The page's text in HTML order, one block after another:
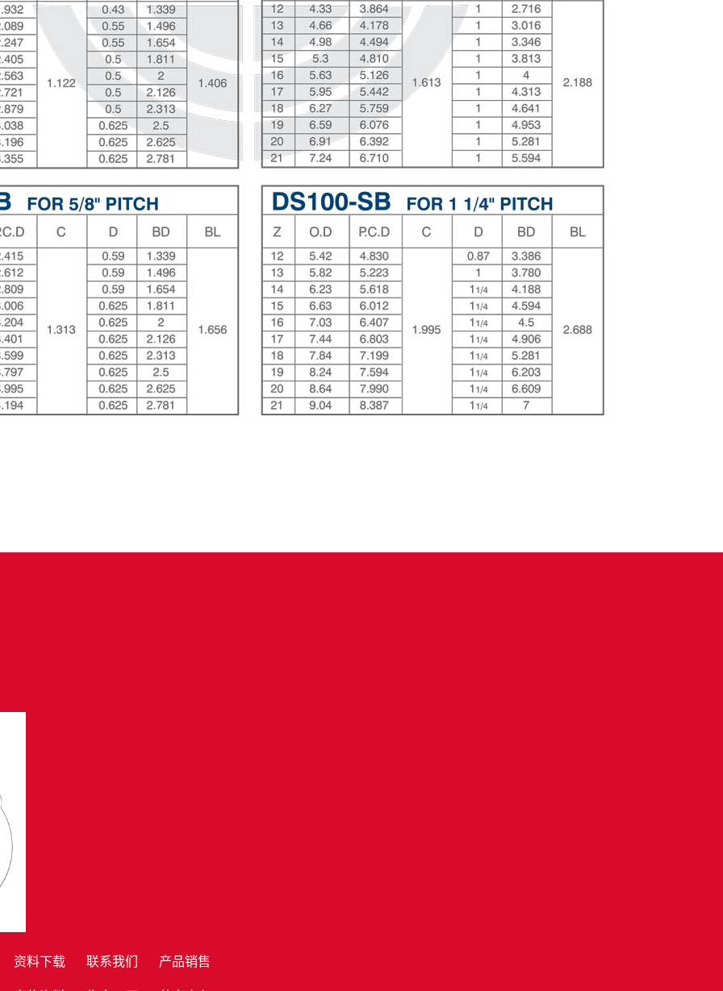
资料下载
联系我们
产品销售